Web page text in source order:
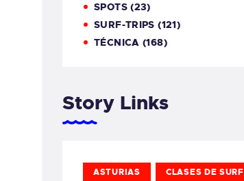
SPOTS(23)
SURF-TRIPS (121)
TÉCNICA (168)
Story Links
ASTURIAS CLASES DE SURF